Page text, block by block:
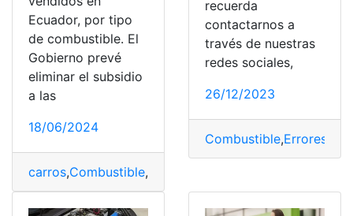
Ecuador, por tipo
de combustible. El
Gobierno prevé
eliminar el subsidio
a las
18/06/2024
carros,Combustible,
recuerda
contactarnos a
través de nuestras
redes sociales,
26/12/2023
Combustible,Errores